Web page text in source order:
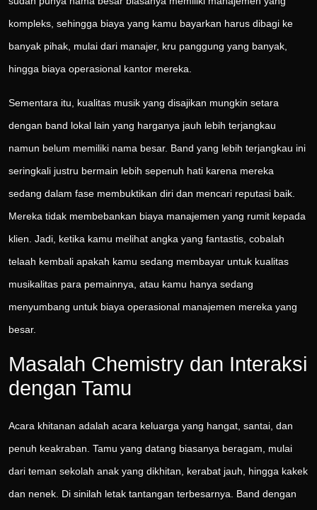
kompleks, sehingga biaya yang kamu bayarkan harus dibagi ke
banyak pihak, mulai dari manajer, kru panggung yang banyak,
hingga biaya operasional kantor mereka.
Sementara itu, kualitas musik yang disajikan mungkin setara
dengan band lokal lain yang harganya jauh lebih terjangkau
namun belum memiliki nama besar. Band yang lebih terjangkau ini
seringkali justru bermain lebih sepenuh hati karena mereka
sedang dalam fase membuktikan diri dan mencari reputasi baik.
Mereka tidak membebankan biaya manajemen yang rumit kepada
klien. Jadi, ketika kamu melihat angka yang fantastis, cobalah
telaah kembali apakah kamu sedang membayar untuk kualitas
musikalitas para pemainnya, atau kamu hanya sedang
menyumbang untuk biaya operasional manajemen mereka yang
besar.
Masalah Chemistry dan Interaksi
dengan Tamu
Acara khitanan adalah acara keluarga yang hangat, santai, dan
penuh keakraban. Tamu yang datang biasanya beragam, mulai
dari teman sekolah anak yang dikhitan, kerabat jauh, hingga kakek
dan nenek. Di sinilah letak tantangan terbesarnya. Band dengan